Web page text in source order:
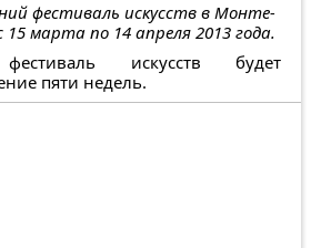
фестиваль искусств в Монте-
марта по 14 апреля 2013 года.
искусств будет
пяти недель.